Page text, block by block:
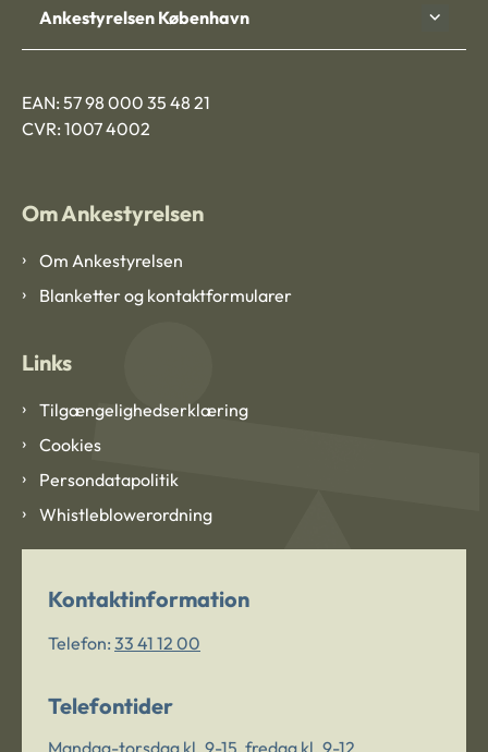
Ankestyrelsen København
EAN: 57 98 000 35 48 21
CVR: 1007 4002
Om Ankestyrelsen
Om Ankestyrelsen
Blanketter og kontaktformularer
Links
Tilgængelighedserklæring
Cookies
Persondatapolitik
Whistleblowerordning
Kontaktinformation
Telefon: 33 41 12 00
Telefontider
Mandag-torsdag kl. 9-15, fredag kl. 9-12